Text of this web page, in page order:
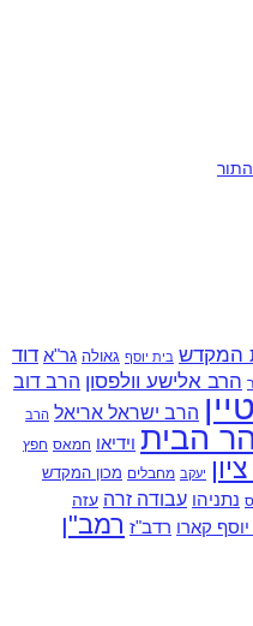
בית יוסף גאולה גר"א דוד
וולפסון הרב דוב
הרב ישראל אריאל הרב
וידיאו חמאס חפץ
מחבלים מכון המקדש
עבודה זרה עזה
רדב"ז רמב"ן